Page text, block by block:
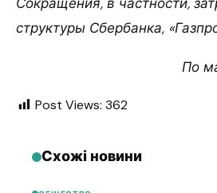
структуры Сбербанка,
По
Post Views: 362
Схожі новини